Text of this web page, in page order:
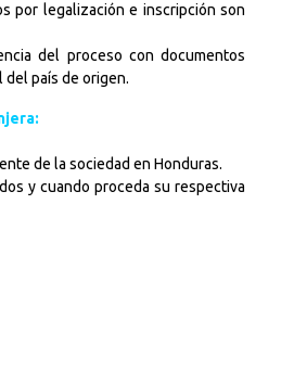
por legalización e inscripción son
del proceso con documentos
país de origen.
de la sociedad en Honduras.
y cuando proceda su respectiva